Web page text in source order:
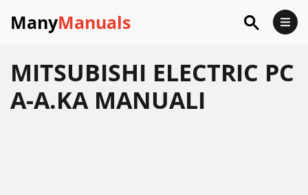
ManyManuals
MITSUBISHI ELECTRIC PC
A-A.KA MANUALI